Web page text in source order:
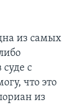
из самых
суде с
что это
из